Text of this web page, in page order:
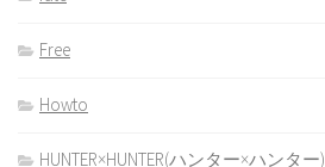
Free
Howto
HUNTER×HUNTER(ハンター×ハンター)